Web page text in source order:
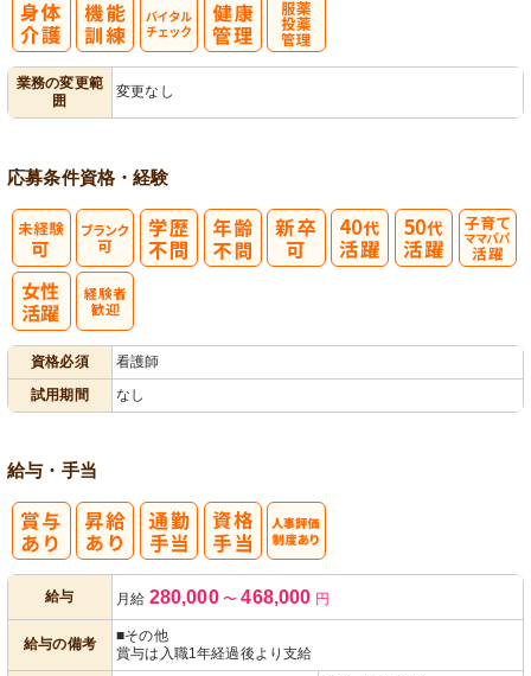
業務の変更範
囲
変更なし
応募条件資格・経験
資格必須
看護師
試用期間
なし
給与・手当
給与 月給 280,000 〜 468,000 円
給与の備考
■その他
賞与は入職1年経過後より支給